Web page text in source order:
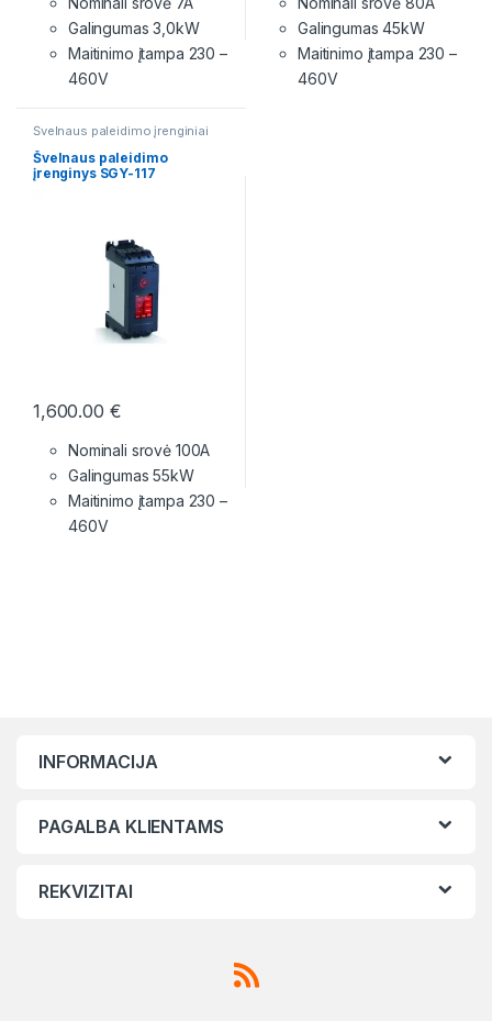
Galingumas 3,0kW
Maitinimo įtampa 230 –
460V
Galingumas 45kW
Maitinimo įtampa 230 –
460V
Švelnaus paleidimo įrenginiai
Švelnaus paleidimo
įrenginys SGY-117
1,600.00 €
Nominali srovė 100A
Galingumas 55kW
Maitinimo įtampa 230 –
460V
INFORMACIJA
PAGALBA KLIENTAMS
REKVIZITAI